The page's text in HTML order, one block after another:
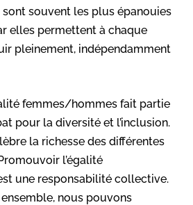
souvent les plus épanouies
elles permettent à chaque
pleinement, indépendamment
femmes/hommes fait partie
pour la diversité et l’inclusion.
la richesse des différentes
l’égalité
une responsabilité collective.
nous pouvons